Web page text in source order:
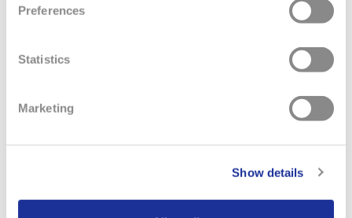
Preferences
Statistics
Marketing
Show details
Swatch célèbre l’emblématique Royal Oak d’Audemars